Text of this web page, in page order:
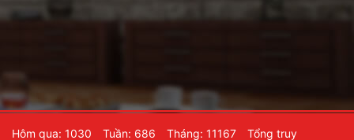
Hôm qua: 1030 Tuần: 686 Tháng: 11167
Tổng truy